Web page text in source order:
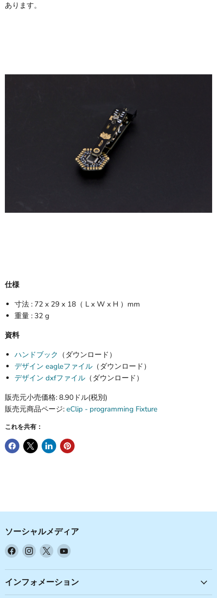
あります。
仕様
寸法 : 72 x 29 x 18（ L x W x H ）mm
重量 : 32 g
資料
ハンドブック （ダウンロード）
デザイン eagleファイル （ダウンロード）
デザイン dxfファイル （ダウンロード）
販売元小売価格: 8.90ドル(税別)
販売元商品ページ: eClip - programming Fixture
これを共有：
ソーシャルメディア
Facebook
見
つ
Instagram
見
つ
X
見
つ
YouTube
見
つ
インフォメーション